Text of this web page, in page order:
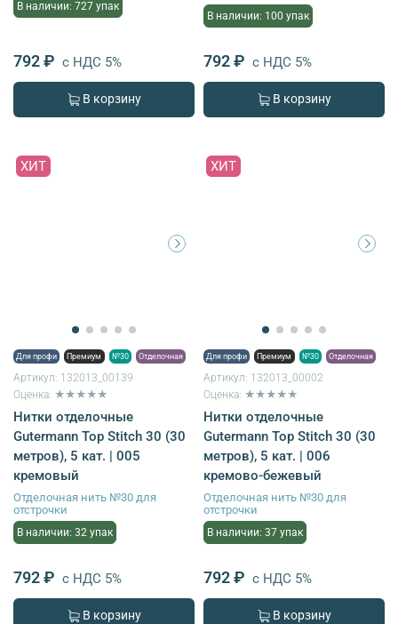
В наличии: 727 упак
792 ₽ с НДС 5%
В корзину
В наличии: 100 упак
792 ₽ с НДС 5%
В корзину
ХИТ
Для профи Премиум №30 Отделочная
Артикул: 132013_00139
Оценка: ★★★★★
Нитки отделочные
Gutermann Top Stitch 30 (30
метров), 5 кат. | 005
кремовый
Отделочная нить №30 для
отстрочки
В наличии: 32 упак
792 ₽ с НДС 5%
В корзину
ХИТ
Для профи Премиум №30 Отделочная
Артикул: 132013_00002
Оценка: ★★★★★
Нитки отделочные
Gutermann Top Stitch 30 (30
метров), 5 кат. | 006
кремово-бежевый
Отделочная нить №30 для
отстрочки
В наличии: 37 упак
792 ₽ с НДС 5%
В корзину